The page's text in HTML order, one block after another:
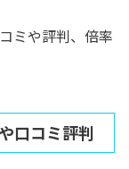
ミや評判、倍率
口コミ評判